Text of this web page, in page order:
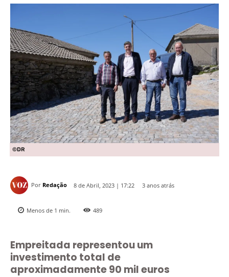
©DR
Por Redação 8 de Abril, 2023 | 17:22 3 anos atrás
Menos de 1 min. 489
Empreitada representou um
investimento total de
aproximadamente 90 mil euros